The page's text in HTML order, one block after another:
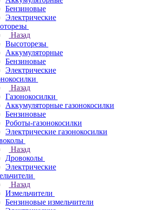
Бензиновые
Электрические
Назад
Высоторезы
Аккумуляторные
Бензиновые
Электрические
Назад
Газонокосилки
Аккумуляторные газонокосилки
Бензиновые
Роботы-газонокосилки
Электрические газонокосилки
Назад
Дровоколы
Электрические
Назад
Измельчители
Бензиновые измельчители